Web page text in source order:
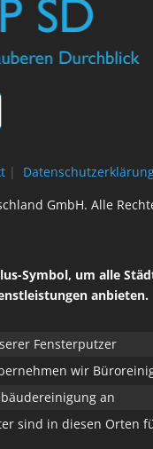
|
GmbH. Alle
Symbol, um alle
anbieten.
Fensterputzer
wir
an
sind in diesen Orten